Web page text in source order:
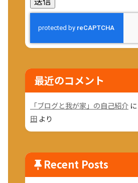
最近のコメント
「ブログと我が家」の自己紹介 に
田 より
Recent Posts